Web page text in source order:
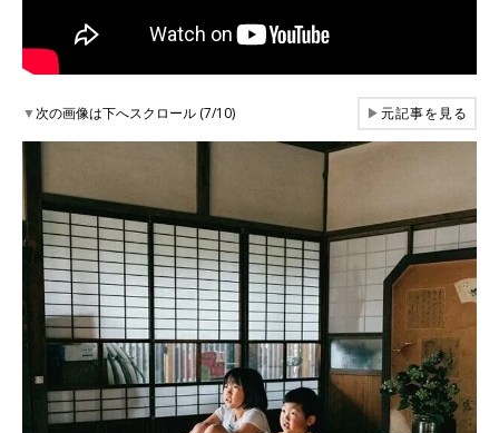
▼次の画像は下へスクロール (7/10) ▶元記事を見る